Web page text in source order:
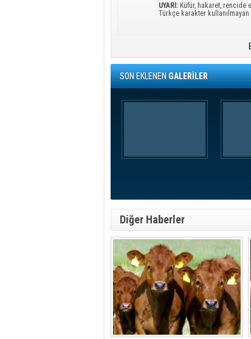
UYARI: Küfür, hakaret, rencide
Türkçe karakter kullanılmayan
SON EKLENENGALERİLER
Diğer Haberler